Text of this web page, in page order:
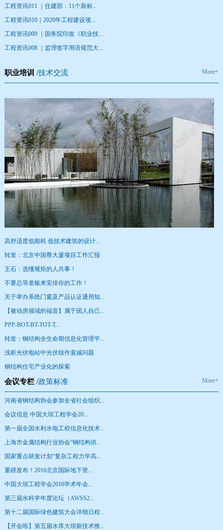
工程资讯011 ｜住建部：11个新标...
工程资讯010｜2020年工程建设项...
工程资讯009 ｜国务院印发《职业技...
工程资讯008 ｜监理签字用语规范大...
职业培训 /技术交流 More+
高舒适度低能耗 低技术建筑的设计...
转发：北京中国尊大厦项目工作汇报
王石：选懂规矩的人共事！
不要总等老板来安排你的工作！
关于举办系统门窗及产品认证通用知...
【被动房领域的福音】属于国人自己...
PPP-BOT-BT-TOT-T...
转发：钢结构全生命期信息化管理平...
浅析光伏电站中光伏组件衰减问题
钢结构住宅产业化的探索
会议专栏/政策标准 More+
河南省钢结构协会参加全省社会组织...
会议信息 中国大坝工程学会20...
第一届全国水利水电工程信息化技术...
上海市金属结构行业协会“钢结构供...
国家重点研发计划“复杂工程力学高...
重磅发布！2016北京国际地下管...
中国大坝工程学会2016学术年会...
第三届水科学年度论坛（AWSS2...
第十二届国际绿色建筑大会详细日程...
【开会啦】第五届水库大坝新技术推...